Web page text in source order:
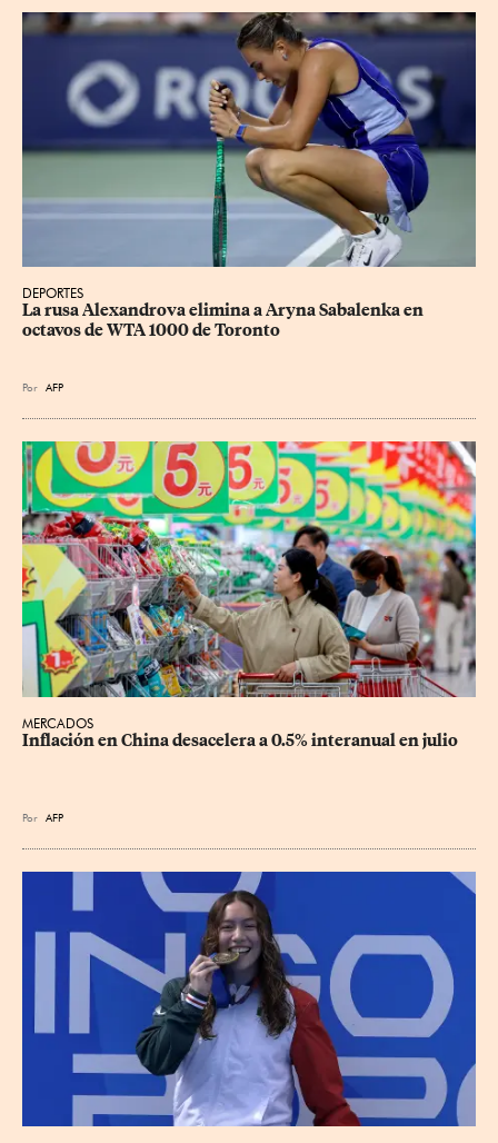
DEPORTES
La rusa Alexandrova elimina a Aryna Sabalenka en
octavos de WTA 1000 de Toronto
Por AFP
MERCADOS
Inflación en China desacelera a 0.5% interanual en julio
Por AFP